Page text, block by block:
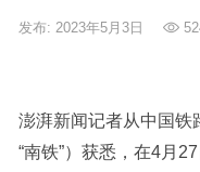
发布: 2023年5月3日
澎湃新闻记者从中国铁
“南铁”）获悉，在4月